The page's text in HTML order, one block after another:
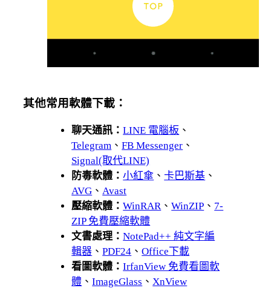
其他常用軟體下載：
聊天通訊：LINE 電腦板 、
Telegram 、FB Messenger 、
Signal(取代LINE)
防毒軟體：小紅傘 、卡巴斯基 、
AVG 、 Avast
壓縮軟體：WinRAR 、WinZIP 、 7-
ZIP 免費壓縮軟體
文書處理：NotePad++ 純文字編
輯器 、PDF24 、Office下載
看圖軟體：IrfanView 免費看圖軟
體 、ImageGlass 、 XnView